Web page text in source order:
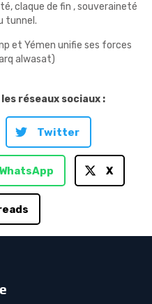
claque de fin , souveraineté
tunnel.
et Yémen unifie ses forces
alwasat)
réseaux sociaux :
Twitter
WhatsApp X